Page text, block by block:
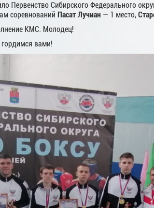
Первенство Сибирского Федерального
соревнований Пасат Лучиан — 1 место,
КМС. Молодец!
вами!